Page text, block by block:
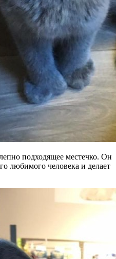
подходящее местечко. Он
любимого человека и делает